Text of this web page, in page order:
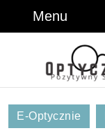
Menu
E-Optycznie